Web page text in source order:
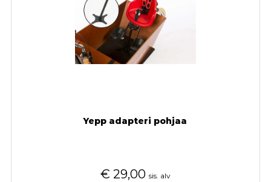
Yepp adapteri pohjaa
€ 29,00 sis. alv